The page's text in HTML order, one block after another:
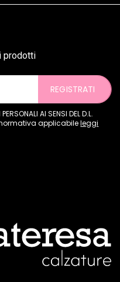
prodotti
REGISTRATI
AI SENSI DEL D.L.
normativa applicabileleggi